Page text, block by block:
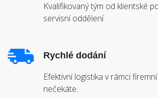
Kvalifikovaný tým od klientské
servisní oddělení.
Rychlé dodání
Efektivní logistika v rámci
nečekáte.